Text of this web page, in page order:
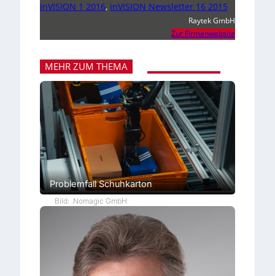
inVISION 1 2016, inVISION Newsletter 16 2015
Raytek GmbH
Zur Firmenwebsite
MEHR ZUM THEMA
Problemfall Schuhkarton
Bild: .Nomagic GmbH